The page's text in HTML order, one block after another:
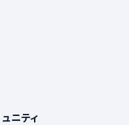
ニティ